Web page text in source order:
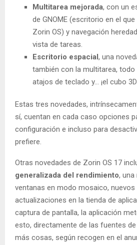
Multitarea mejorada, con un
de GNOME (escritorio en el
Zorin OS) y navegación
vista de tareas.
Escritorio espacial , una
también con la multitarea,
atajos de teclado y… ¡el cubo
Estas tres novedades,
sí, cuentan en cada caso opciones
configuración e incluso para
prefiere.
Otras novedades de Zorin OS 17
generalizada del rendimiento,
ventanas en modo mosaico, nuevos
actualizaciones en la tienda de
captura de pantalla, la aplicación
esto, directamente de las fuentes de
más cosas, según recogen en el